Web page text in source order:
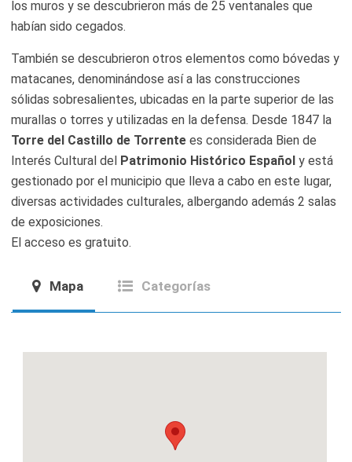
los muros y se descubrieron más de 25 ventanales que
habían sido cegados.
También se descubrieron otros elementos como bóvedas y
matacanes, denominándose así a las construcciones
sólidas sobresalientes, ubicadas en la parte superior de las
murallas o torres y utilizadas en la defensa. Desde 1847 la
Torre del Castillo de Torrente es considerada Bien de
Interés Cultural del
Patrimonio Histórico Español y está
gestionado por el municipio que lleva a cabo en este lugar,
diversas actividades culturales, albergando además 2 salas
de exposiciones.
El acceso es gratuito.
Mapa Categorías